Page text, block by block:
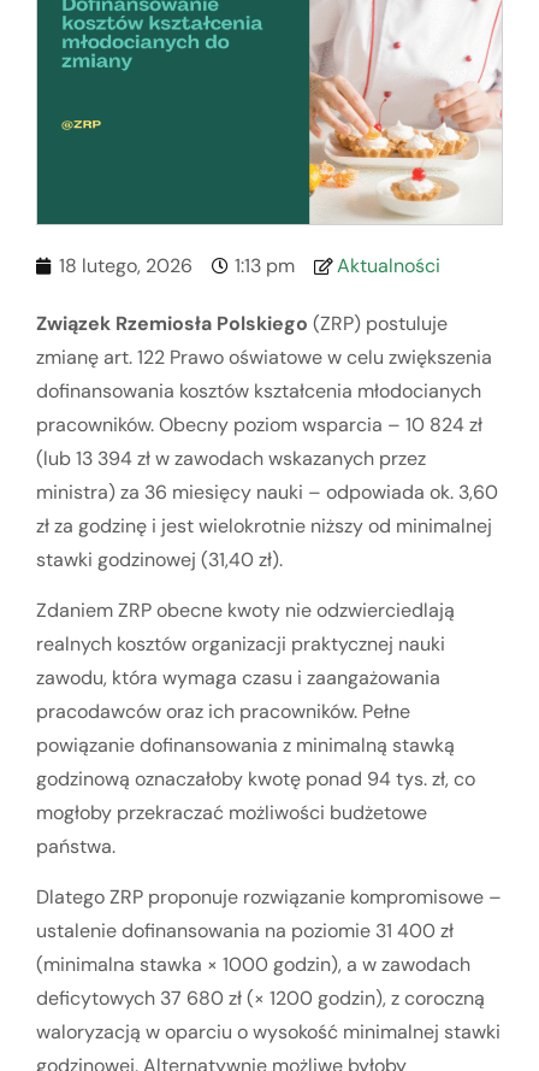
18 lutego, 2026 1:13 pm Aktualności
Związek Rzemiosła Polskiego (ZRP) postuluje
zmianę art. 122 Prawo oświatowe w celu zwiększenia
dofinansowania kosztów kształcenia młodocianych
pracowników. Obecny poziom wsparcia – 10 824 zł
(lub 13 394 zł w zawodach wskazanych przez
ministra) za 36 miesięcy nauki – odpowiada ok. 3,60
zł za godzinę i jest wielokrotnie niższy od minimalnej
stawki godzinowej (31,40 zł).
Zdaniem ZRP obecne kwoty nie odzwierciedlają
realnych kosztów organizacji praktycznej nauki
zawodu, która wymaga czasu i zaangażowania
pracodawców oraz ich pracowników. Pełne
powiązanie dofinansowania z minimalną stawką
godzinową oznaczałoby kwotę ponad 94 tys. zł, co
mogłoby przekraczać możliwości budżetowe
państwa.
Dlatego ZRP proponuje rozwiązanie kompromisowe –
ustalenie dofinansowania na poziomie 31 400 zł
(minimalna stawka × 1000 godzin), a w zawodach
deficytowych 37 680 zł (× 1200 godzin), z coroczną
waloryzacją w oparciu o wysokość minimalnej stawki